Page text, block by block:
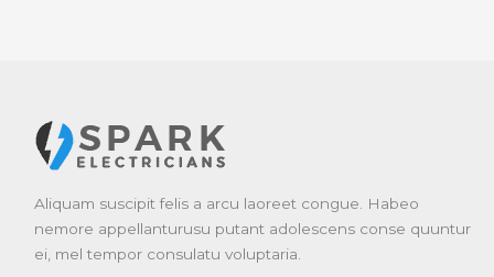
Aliquam suscipit felis a arcu laoreet congue. Habeo
nemore appellanturusu putant adolescens conse quuntur
ei, mel tempor consulatu voluptaria.